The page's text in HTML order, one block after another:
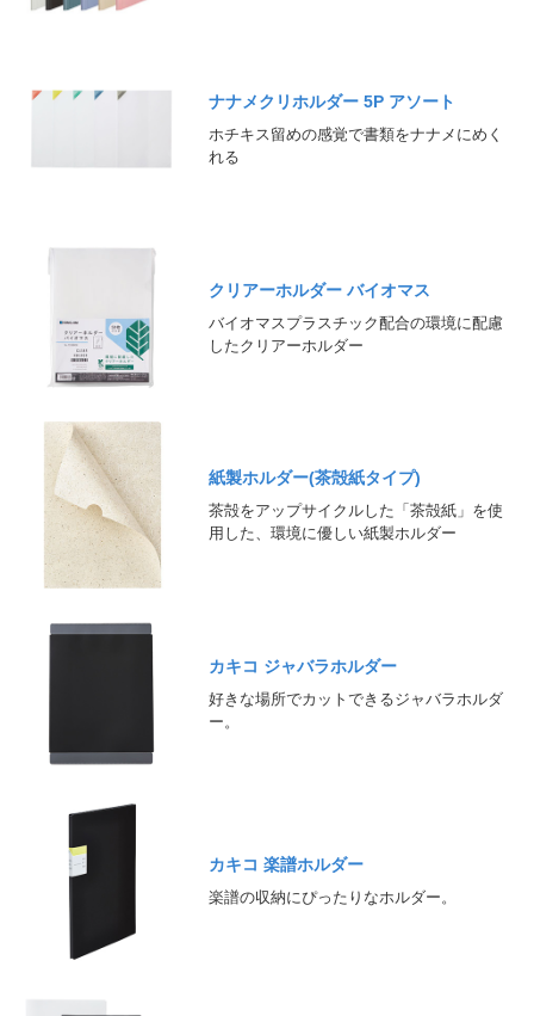
ナナメクリホルダー 5P アソート
ホチキス留めの感覚で書類をナナメにめく
れる
クリアーホルダー バイオマス
バイオマスプラスチック配合の環境に配慮
したクリアーホルダー
紙製ホルダー(茶殻紙タイプ)
茶殻をアップサイクルした「茶殻紙」を使
用した、環境に優しい紙製ホルダー
カキコ ジャバラホルダー
好きな場所でカットできるジャバラホルダ
ー。
カキコ 楽譜ホルダー
楽譜の収納にぴったりなホルダー。